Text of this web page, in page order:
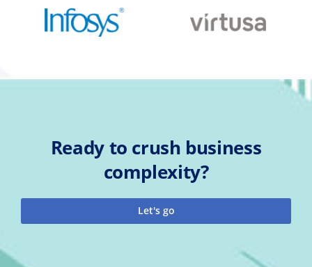
Ready to crush business
complexity?
Let's go